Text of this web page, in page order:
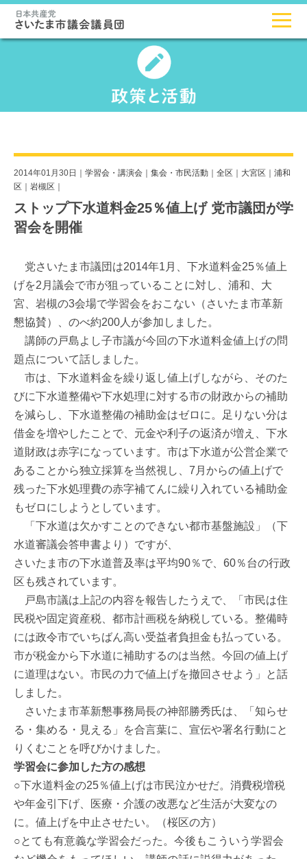
2014年01月30日｜ 学習会・講演会 集会・市民活動 全区 大宮区
浦和
区
岩槻区
ストップ下水道料金25％値上げ 党市議団が学
習会を開催
党さいたま市議団は2014年1月、下水道料金25％値上
げを2月議会で市が狙っていることに対し、浦和、大
宮、岩槻の3会場で学習会をおこない（さいたま市革新
懇協賛）、のべ約200人が参加しました。
講師の戸島よし子市議が今回の下水道料金値上げの問
題点について話しました。
市は、下水道料金を繰り返し値上げしながら、そのた
びに下水道整備や下水処理に対する市の財政からの補助
を減らし、下水道整備の補助金はゼロに。足りない分は
借金を増やしたことで、元金や利子の返済が増え、下水
道財政は赤字になっています。市は下水道が公営企業で
あることから独立採算を当然視し、7月からの値上げで
残った下水処理費の赤字補てんに繰り入れている補助金
もゼロにしようとしています。
「下水道は欠かすことのできない都市基盤施設」（下
水道審議会答申書より）ですが、
さいたま市の下水道普及率は平均90％で、60％台の行政
区も残されています。
戸島市議は上記の内容を報告したうえで、「市民は住
民税や固定資産税、都市計画税を納税している。整備時
には政令市でいちばん高い受益者負担金も払っている。
市が税金から下水道に補助するのは当然。今回の値上げ
に道理はない。市民の力で値上げを撤回させよう」と話
しました。
さいたま市革新懇事務局長の神部勝秀氏は、「知らせ
る・集める・見える」を合言葉に、宣伝や署名行動にと
りくむことを呼びかけました。
学習会に参加した方の感想
○下水道料金の25％値上げは市民泣かせだ。消費税増税
や年金引下げ、医療・介護の改悪など生活が大変なの
に。値上げを中止させたい。（桜区の方）
○とても有意義な学習会だった。今後もこういう学習会